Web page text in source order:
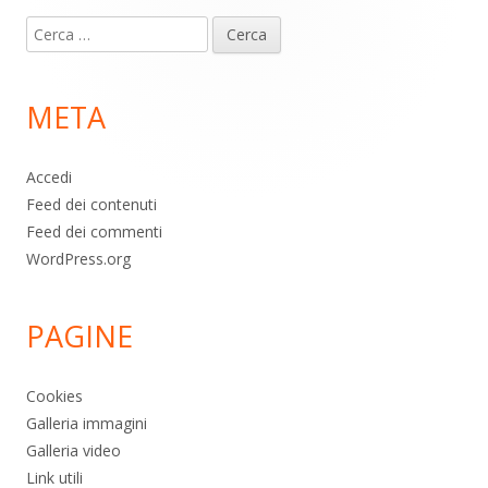
piè
pagina
Ricerca
per:
META
Accedi
Feed dei contenuti
Feed dei commenti
WordPress.org
PAGINE
Cookies
Galleria immagini
Galleria video
Link utili